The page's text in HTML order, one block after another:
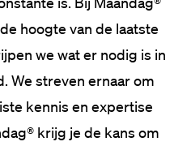
hoogte van de laatste
we wat er nodig is in
We streven ernaar om
kennis en expertise
krijg je de kans om